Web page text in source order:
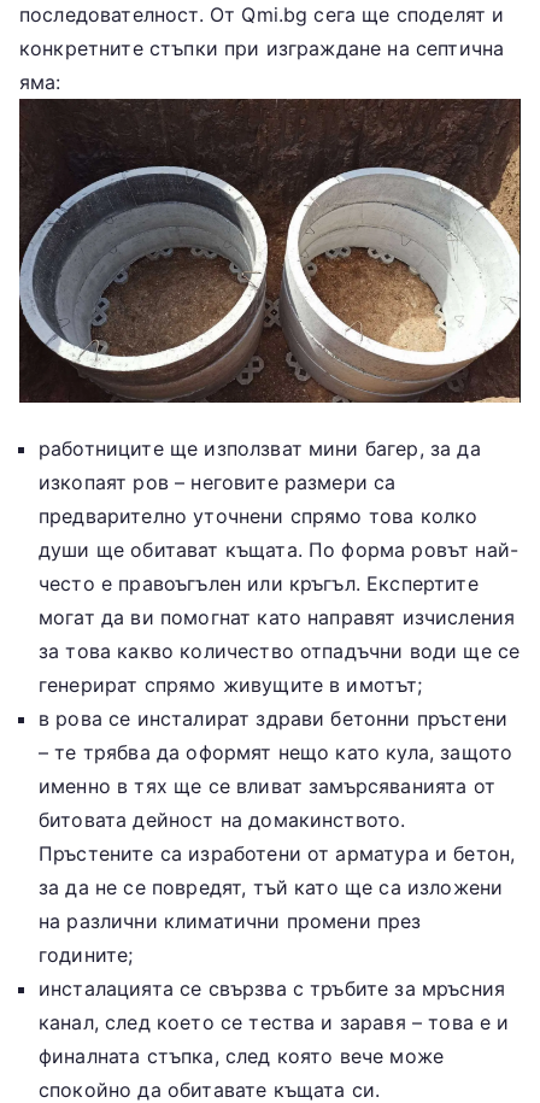
последователност. От Qmi.bg сега ще споделят и
конкретните стъпки при изграждане на септична
яма:
работниците ще използват мини багер, за да
изкопаят ров – неговите размери са
предварително уточнени спрямо това колко
души ще обитават къщата. По форма ровът най-
често е правоъгълен или кръгъл. Експертите
могат да ви помогнат като направят изчисления
за това какво количество отпадъчни води ще се
генерират спрямо живущите в имотът;
в рова се инсталират здрави бетонни пръстени
– те трябва да оформят нещо като кула, защото
именно в тях ще се вливат замърсяванията от
битовата дейност на домакинството.
Пръстените са изработени от арматура и бетон,
за да не се повредят, тъй като ще са изложени
на различни климатични промени през
годините;
инсталацията се свързва с тръбите за мръсния
канал, след което се тества и заравя – това е и
финалната стъпка, след която вече може
спокойно да обитавате къщата си.